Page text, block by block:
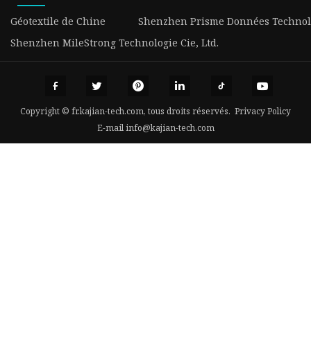
Géotextile de Chine
Shenzhen Prisme Données
Shenzhen MileStrong Technologie Cie, Ltd.
Copyright © fr.kajian-tech.com, tous droits réservés. Privacy Policy
E-mailinfo@kajian-tech.com